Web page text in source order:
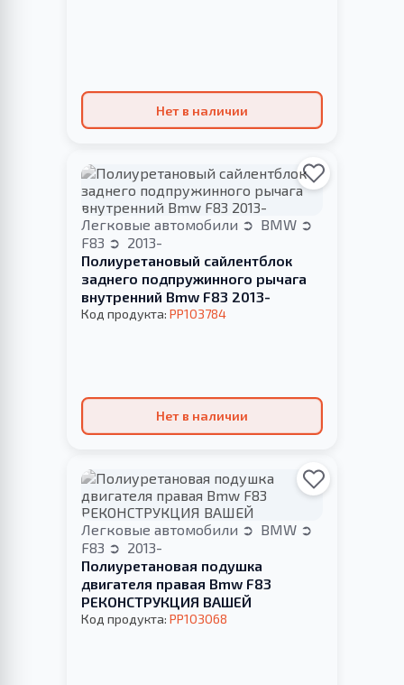
Нет в наличии
Легковые автомобили
BMW
F83
2013-
Полиуретановый сайлентблок
заднего подпружинного рычага
внутренний Bmw F83 2013-
Код продукта: PP103784
Нет в наличии
Легковые автомобили
BMW
F83
2013-
Полиуретановая подушка
двигателя правая Bmw F83
РЕКОНСТРУКЦИЯ ВАШЕЙ
Код продукта: PP103068